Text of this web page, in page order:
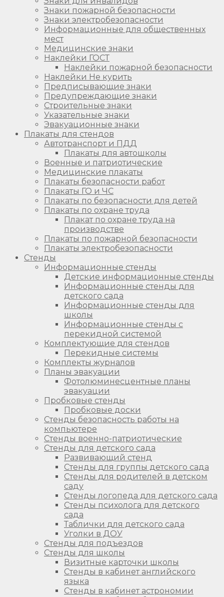
Знаки пожарной безопасности
Знаки электробезопасности
Информационные для общественных
мест
Медицинские знаки
Наклейки ГОСТ
Наклейки пожарной безопасности
Наклейки Не курить
Предписывающие знаки
Предупреждающие знаки
Строительные знаки
Указательные знаки
Эвакуационные знаки
Плакаты для стендов
Автотранспорт и ПДД
Плакаты для автошколы
Военные и патриотические
Медицинские плакаты
Плакаты безопасности работ
Плакаты ГО и ЧС
Плакаты по безопасности для детей
Плакаты по охране труда
Плакат по охране труда на
производстве
Плакаты по пожарной безопасности
Плакаты электробезопасности
Стенды
Информационные стенды
Детские информационные стенды
Информационные стенды для
детского сада
Информационные стенды для
школы
Информационные стенды с
перекидной системой
Комплектующие для стендов
Перекидные системы
Комплекты журналов
Планы эвакуации
Фотолюминесцентные планы
эвакуации
Пробковые стенды
Пробковые доски
Стенды безопасность работы на
компьютере
Стенды военно-патриотические
Стенды для детского сада
Развивающий стенд
Стенды для группы детского сада
Стенды для родителей в детском
саду
Стенды логопеда для детского сада
Стенды психолога для детского
сада
Таблички для детского сада
Уголки в ДОУ
Стенды для подъездов
Стенды для школы
Визитные карточки школы
Стенды в кабинет английского
языка
Стенды в кабинет астрономии